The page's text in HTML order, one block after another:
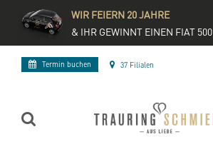
WIR FEIERN 20 JAHRE
& IHR GEWINNT EINEN FIAT 500
Termin buchen 37 Filialen